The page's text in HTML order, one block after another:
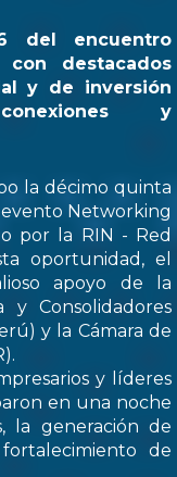
del encuentro
destacados
y de inversión
y
la décimo quinta
Networking
por la RIN - Red
oportunidad, el
apoyo de la
y Consolidadores
y la Cámara de
y líderes
en una noche
la generación de
de